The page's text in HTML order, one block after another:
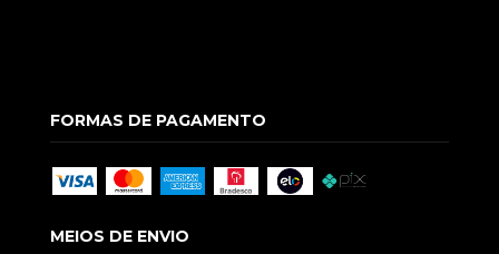
FORMAS DE PAGAMENTO
MEIOS DE ENVIO